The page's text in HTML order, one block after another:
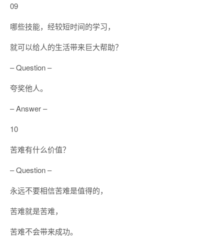
09
哪些技能，经较短时间的学习，
就可以给人的生活带来巨大帮助？
– Question –
夸奖他人。
– Answer –
10
苦难有什么价值？
– Question –
永远不要相信苦难是值得的，
苦难就是苦难，
苦难不会带来成功。